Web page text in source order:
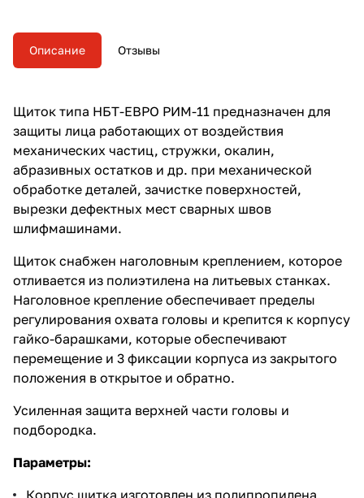
Описание Отзывы
Щиток типа НБТ-ЕВРО РИМ-11 предназначен для
защиты лица работающих от воздействия
механических частиц, стружки, окалин,
абразивных остатков и др. при механической
обработке деталей, зачистке поверхностей,
вырезки дефектных мест сварных швов
шлифмашинами.
Щиток снабжен наголовным креплением, которое
отливается из полиэтилена на литьевых станках.
Наголовное крепление обеспечивает пределы
регулирования охвата головы и крепится к корпусу
гайко-барашками, которые обеспечивают
перемещение и 3 фиксации корпуса из закрытого
положения в открытое и обратно.
Усиленная защита верхней части головы и
подбородка.
Параметры:
Корпус щитка изготовлен из полипропилена,